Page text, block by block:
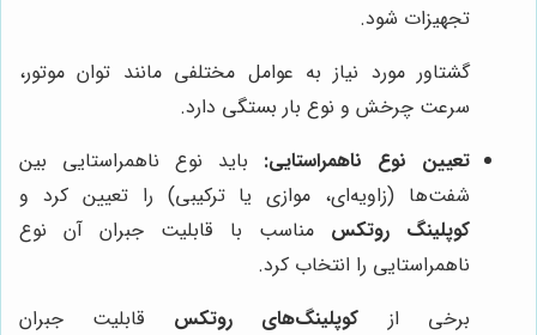
تجهیزات شود.
گشتاور مورد نیاز به عوامل مختلفی مانند توان موتور،
سرعت چرخش و نوع بار بستگی دارد.
تعیین نوع ناهمراستایی: باید نوع ناهمراستایی بین
شفت‌ها (زاویه‌ای، موازی یا ترکیبی) را تعیین کرد و
کوپلینگ روتکس مناسب با قابلیت جبران آن نوع
ناهمراستایی را انتخاب کرد.
برخی از کوپلینگ‌های روتکس قابلیت جبران